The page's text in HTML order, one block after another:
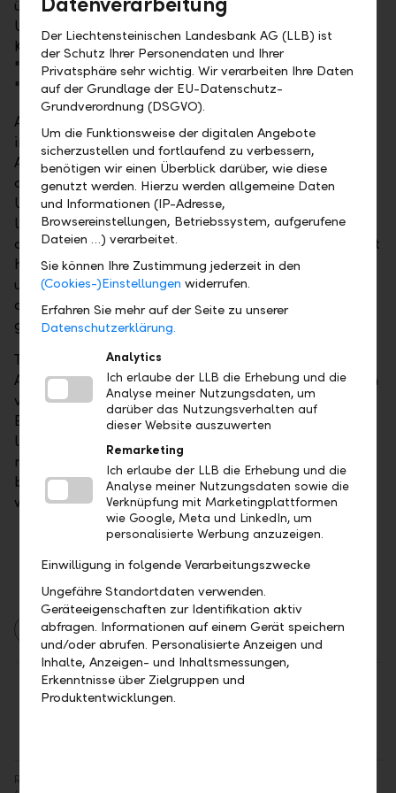
übertreffen. Bei Parfüm und Kosmetika stiegen die
Umsätze gar um 17 Prozent. Die Parfüm- und
Kosmetiksparte profitierte vom Verkaufsstart von
"Miss Dior"- und "Mon Guerlain"-Parfüm sowie des
"Fenty Beauty by Rihanna"-Make-ups.
Allein die Chinesen geben für Luxus im eigenen Land
inzwischen mehr aus, als sie dies als Touristen im
Ausland tun. Und China wächst weiter – rascher als
der Rest von Asien –, eben durch die Verlagerung der
Umsätze vom Tourismus zurück zum Festland. Das
liegt auch daran, dass China die Preise stärker
angeglichen und strengere Zollkontrollen eingeleitet
hat. Im Reich der Mitte ist der Appetit auf Luxus
ungestillt. Der französische Luxuskonzern LVMH, zu
dem auch die Marke Louis Vuitton gehört, macht
glänzende Geschäfte.
Trotz der beeindruckenden Zahlen ist LVMH beim
Ausblick jedoch vorsichtig geblieben. Wahrscheinlich
vor allem, um bei den Analysen keine zu grosse
Euphorie für das vierte Quartal aufkommen zu
lassen. Wir gehen aber davon aus, dass LVMH in den
nächsten Jahren auf einem soliden Wachstumspfad
bleibt. In einem europäischen Portfolio sollte LVMH
weiterhin die Basisanlage für Luxusgüter sein.
Asset Management Berichte Märkte
Teilen
Rechtlicher Hinweis: Angaben im Sinne der Finanzanalyse-Vorschriften
Der Liechtensteinischen Landesbank AG (LLB) ist
der Schutz Ihrer Personendaten und Ihrer
Privatsphäre sehr wichtig. Wir verarbeiten Ihre Daten
auf der Grundlage der EU-Datenschutz-
Grundverordnung (DSGVO).
Um die Funktionsweise der digitalen Angebote
sicherzustellen und fortlaufend zu verbessern,
benötigen wir einen Überblick darüber, wie diese
genutzt werden. Hierzu werden allgemeine Daten
und Informationen (IP-Adresse,
Browsereinstellungen, Betriebssystem, aufgerufene
Dateien …) verarbeitet.
Sie können Ihre Zustimmung jederzeit in den
(Cookies-)Einstellungen widerrufen.
Erfahren Sie mehr auf der Seite zu unserer
Datenschutzerklärung.
Analytics
Ich erlaube der LLB die Erhebung und die
Analyse meiner Nutzungsdaten, um
darüber das Nutzungsverhalten auf
dieser Website auszuwerten
Remarketing
Ich erlaube der LLB die Erhebung und die
Analyse meiner Nutzungsdaten sowie die
Verknüpfung mit Marketingplattformen
wie Google, Meta und LinkedIn, um
personalisierte Werbung anzuzeigen.
Einwilligung in folgende Verarbeitungszwecke
Ungefähre Standortdaten verwenden.
Geräteeigenschaften zur Identifikation aktiv
abfragen. Informationen auf einem Gerät speichern
und/oder abrufen. Personalisierte Anzeigen und
Inhalte, Anzeigen- und Inhaltsmessungen,
Erkenntnisse über Zielgruppen und
Produktentwicklungen.